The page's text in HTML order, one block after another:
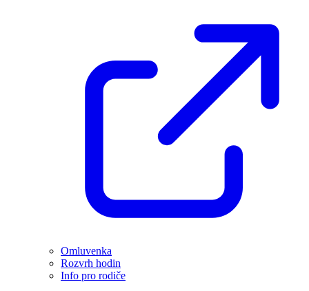
Omluvenka
Rozvrh hodin
Info pro rodiče